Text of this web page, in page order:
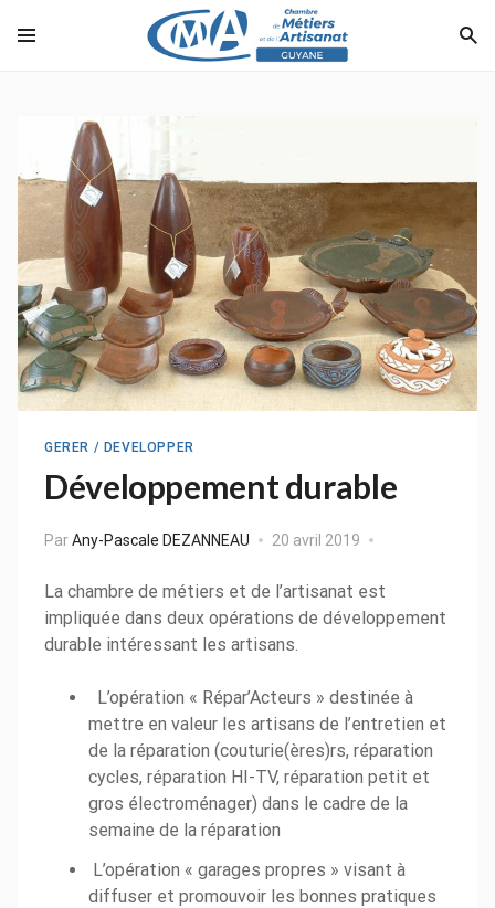
GERER / DEVELOPPER
Développement durable
ParAny-Pascale DEZANNEAU 20 avril 2019
La chambre de métiers et de l’artisanat est
impliquée dans deux opérations de développement
durable intéressant les artisans.
L’opération « Répar’Acteurs » destinée à
mettre en valeur les artisans de l’entretien et
de la réparation (couturie(ères)rs, réparation
cycles, réparation HI-TV, réparation petit et
gros électroménager) dans le cadre de la
semaine de la réparation
L’opération « garages propres » visant à
diffuser et promouvoir les bonnes pratiques